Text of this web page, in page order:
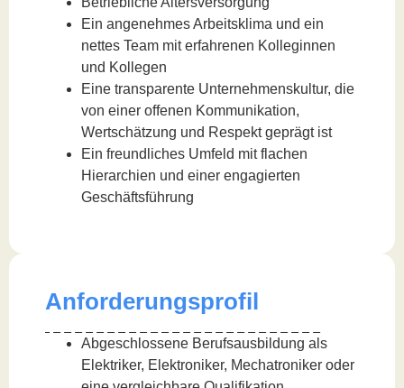
Ein angenehmes Arbeitsklima und ein
nettes Team mit erfahrenen Kolleginnen
und Kollegen
Eine transparente Unternehmenskultur, die
von einer offenen Kommunikation,
Wertschätzung und Respekt geprägt ist
Ein freundliches Umfeld mit flachen
Hierarchien und einer engagierten
Geschäftsführung
Anforderungsprofil
Abgeschlossene Berufsausbildung als
Elektriker, Elektroniker, Mechatroniker oder